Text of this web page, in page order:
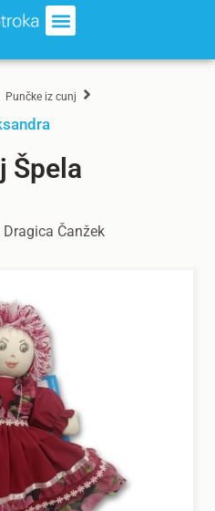
Punčke iz cunj
Špela
Čanžek